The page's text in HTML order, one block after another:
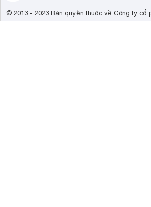
© 2013 - 2023 Bản quyền thuộc về Công ty cổ